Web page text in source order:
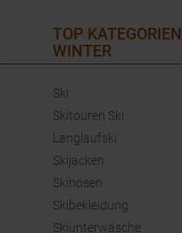
TOP KATEGORIEN
WINTER
Ski
Skitouren Ski
Langlaufski
Skijacken
Skihosen
Skibekleidung
Skiunterwäsche